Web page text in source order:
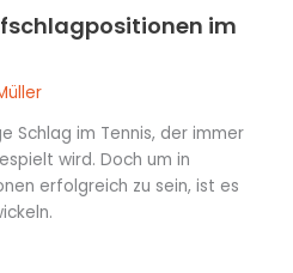
im
Schlag im Tennis, der immer
wird. Doch um in
erfolgreich zu sein, ist es